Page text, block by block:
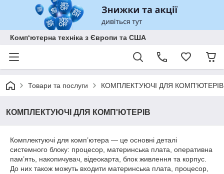
Комп‘ютерна техніка з Європи та США
Товари та послуги КОМПЛЕКТУЮЧІ ДЛЯ КОМП'ЮТЕРІВ
КОМПЛЕКТУЮЧІ ДЛЯ КОМП'ЮТЕРІВ
Комплектуючі для комп’ютера — це основні деталі
системного блоку: процесор, материнська плата, оперативна
пам’ять, накопичувач, відеокарта, блок живлення та корпус.
До них також можуть входити материнська плата, процесор,